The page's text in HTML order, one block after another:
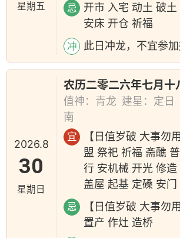
星期五 忌
开市 入宅 动土 破
安床 开仓 祈福
冲 此日冲龙，不宜参
2026.8
30
星期日
农历二零二六年七月十
值神：青龙 建星：定日
南
宜 【日值岁破 大事勿
盟 祭祀 祈福 斋醮
行 安机械 开光 修
盖屋 起基 定磉 安门
忌
【日值岁破 大事勿
置产 作灶 造桥